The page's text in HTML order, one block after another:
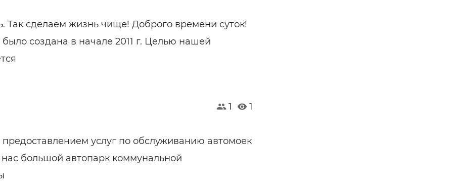
Так сделаем жизнь чище! Доброго времени суток!
создана в начале 2011 г. Целью нашей
1 1
услуг по обслуживанию автомоек
большой автопарк коммунальной